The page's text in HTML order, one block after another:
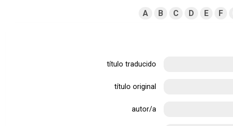
A B C D E F
título traducido
título original
autor/a